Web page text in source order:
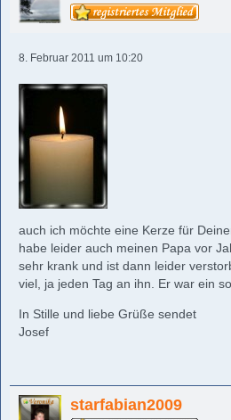
8. Februar 2011 um 10:20
auch ich möchte eine Kerze für
habe leider auch meinen Papa vor
sehr krank und ist dann leider
viel, ja jeden Tag an ihn. Er war ein
In Stille und liebe Grüße sendet
Josef
starfabian2009